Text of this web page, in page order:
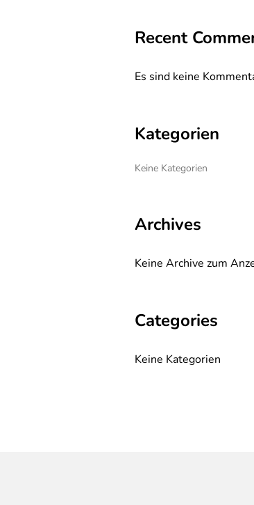
Recent
Es sind keine
Kategorien
Keine Kategorien
Archives
Keine Archive zum
Categories
Keine Kategorien